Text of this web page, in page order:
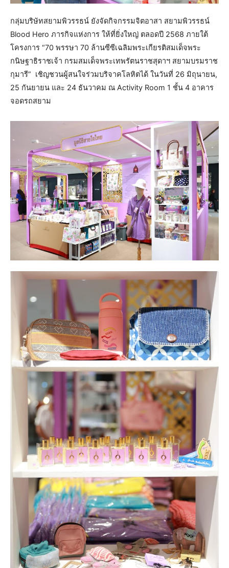
กลุ่มบริษัทสยามพิวรรธน์ ยังจัดกิจกรรมจิตอาสา สยามพิวรรธน์
Blood Hero ภารกิจแห่งการ ให้ที่ยิ่งใหญ่ ตลอดปี 2568 ภายใต้
โครงการ “70 พรรษา 70 ล้านซีซีเฉลิมพระเกียรติสมเด็จพระ
กนิษฐาธิราชเจ้า กรมสมเด็จพระเทพรัตนราชสุดาฯ สยามบรมราช
กุมารี” เชิญชวนผู้สนใจร่วมบริจาคโลหิตได้ ในวันที่ 26 มิถุนายน,
25 กันยายน และ 24 ธันวาคม ณ Activity Room 1 ชั้น 4 อาคาร
จอดรถสยาม